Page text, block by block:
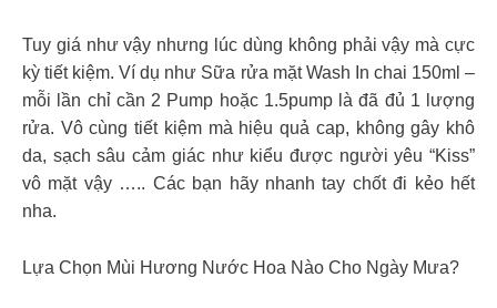
Tuy giá như vậy nhưng lúc dùng không phải vậy mà cực
kỳ tiết kiệm. Ví dụ như Sữa rửa mặt Wash In chai 150ml –
mỗi lần chỉ cần 2 Pump hoặc 1.5pump là đã đủ 1 lượng
rửa. Vô cùng tiết kiệm mà hiệu quả cap, không gây khô
da, sạch sâu cảm giác như kiểu được người yêu “Kiss”
vô mặt vậy ….. Các bạn hãy nhanh tay chốt đi kẻo hết
nha.
Lựa Chọn Mùi Hương Nước Hoa Nào Cho Ngày Mưa?